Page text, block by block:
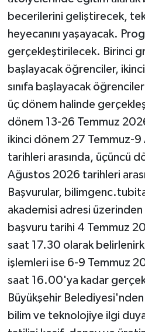
becerilerini geliştirecek,
heyecanını yaşayacak.
gerçekleştirilecek. Birinci
başlayacak öğrenciler,
sınıfa başlayacak
üç dönem halinde
dönem 13-26 Temmuz
ikinci dönem 27 Temmuz-
tarihleri arasında, üçüncü
Ağustos 2026 tarihleri
Başvurular,
akademisi adresi üzerinden
başvuru tarihi 4 Temmuz
saat 17.30 olarak
işlemleri ise 6-9 Temmuz
saat 16.00'ya kadar
Büyükşehir Belediyesi'nden
bilim ve teknolojiye ilgi